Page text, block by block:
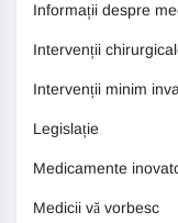
Informații despre
Intervenții
Intervenții minim
Legislație
Medicamente
Medicii vă vorbesc